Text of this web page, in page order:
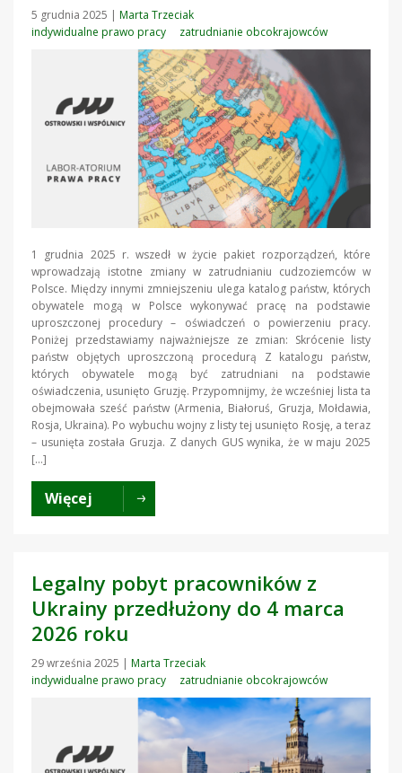
5 grudnia 2025 | Marta Trzeciak
indywidualne prawo pracy
zatrudnianie obcokrajowców
1 grudnia 2025 r. wszedł w życie pakiet rozporządzeń, które
wprowadzają istotne zmiany w zatrudnianiu cudzoziemców w
Polsce. Między innymi zmniejszeniu ulega katalog państw, których
obywatele mogą w Polsce wykonywać pracę na podstawie
uproszczonej procedury – oświadczeń o powierzeniu pracy.
Poniżej przedstawiamy najważniejsze ze zmian: Skrócenie listy
państw objętych uproszczoną procedurą Z katalogu państw,
których obywatele mogą być zatrudniani na podstawie
oświadczenia, usunięto Gruzję. Przypomnijmy, że wcześniej lista ta
obejmowała sześć państw (Armenia, Białoruś, Gruzja, Mołdawia,
Rosja, Ukraina). Po wybuchu wojny z listy tej usunięto Rosję, a teraz
– usunięta została Gruzja. Z danych GUS wynika, że w maju 2025
[…]
Więcej
Legalny pobyt pracowników z
Ukrainy przedłużony do 4 marca
2026 roku
29 września 2025 | Marta Trzeciak
indywidualne prawo pracy
zatrudnianie obcokrajowców